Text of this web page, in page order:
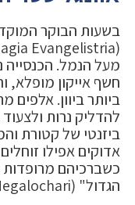
בשעות הבוקר
מעל הנמל. הכנסייה
חשף אייקון מופלא,
ביותר ביוון.
להדליק נרות
ביזנטי של קטורת
אדוקים אפילו
כשברכיהם
הגדול" (Panagia Megalochari) לריפוי.